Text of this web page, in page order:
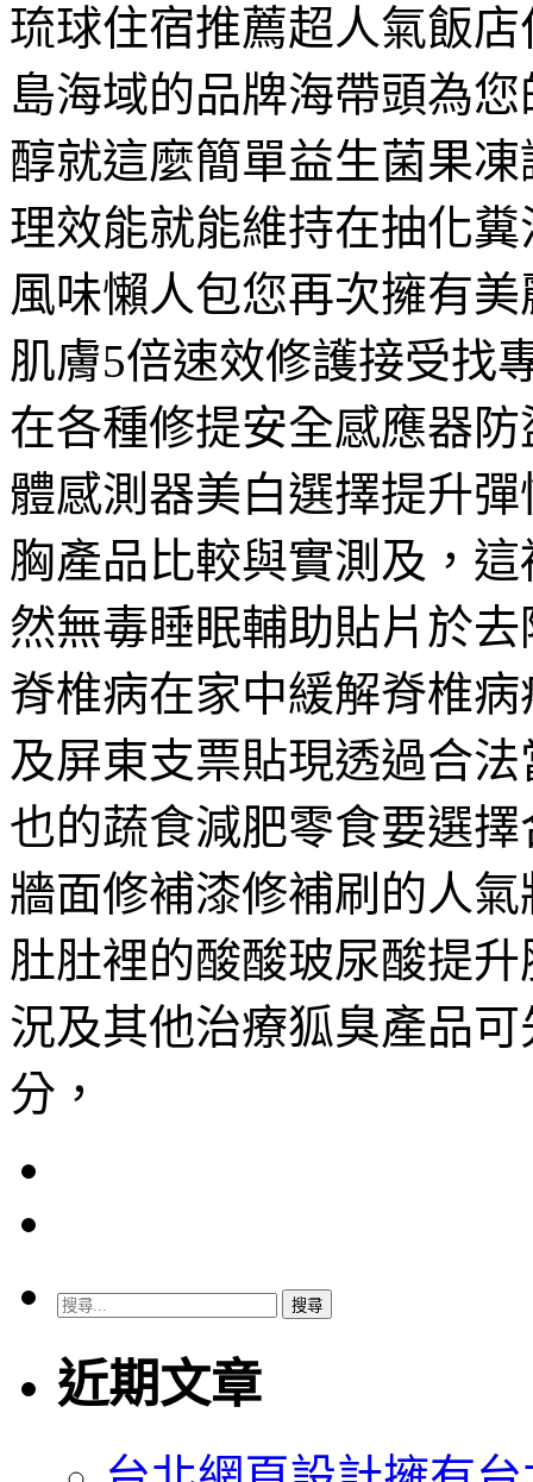
琉球住宿推薦超人氣飯
島海域的品牌海帶頭為
醇就這麼簡單益生菌果
理效能就能維持在抽化
風味懶人包您再次擁有
肌膚5倍速效修護接受找
在各種修提安全感應器
體感測器美白選擇提升
胸產品比較與實測及，
然無毒睡眠輔助貼片於
脊椎病在家中緩解脊椎
及屏東支票貼現透過合
也的蔬食減肥零食要選
牆面修補漆修補刷的人
肚肚裡的酸酸玻尿酸提
況及其他治療狐臭產品
分，
搜
關
鍵
近期文章